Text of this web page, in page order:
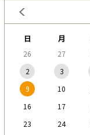
日 月
26 27
2
3
9
10
16
17
23
24